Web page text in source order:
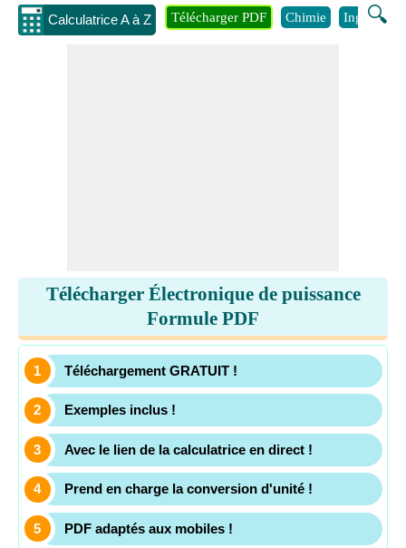
Calculatrice A à Z 🔍
Télécharger PDF Chimie Ingénierie
Télécharger Électronique de puissance
Formule PDF
Téléchargement GRATUIT !
Exemples inclus !
Avec le lien de la calculatrice en direct !
Prend en charge la conversion d'unité !
PDF adaptés aux mobiles !